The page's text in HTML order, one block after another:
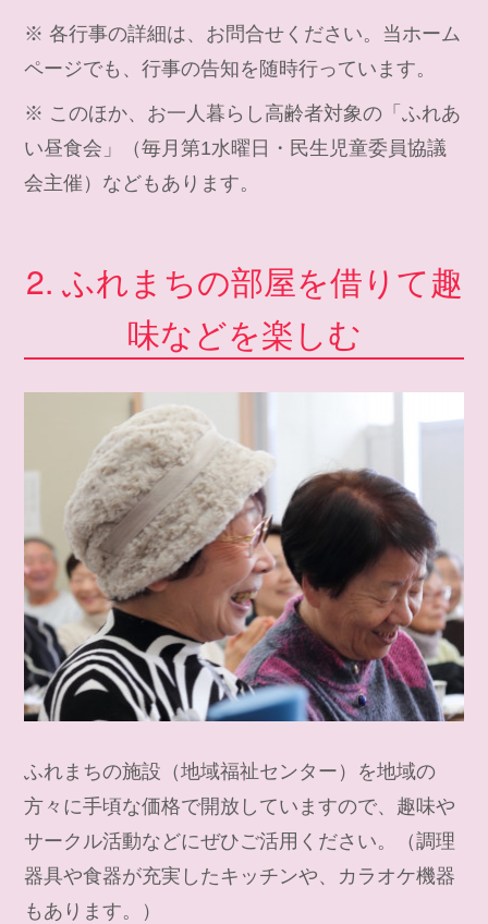
※ 各行事の詳細は、お問合せください。当ホーム
ページでも、行事の告知を随時行っています。
※ このほか、お一人暮らし高齢者対象の「ふれあ
い昼食会」（毎月第1水曜日・民生児童委員協議
会主催）などもあります。
2. ふれまちの部屋を借りて趣
味などを楽しむ
ふれまちの施設（地域福祉センター）を地域の
方々に手頃な価格で開放していますので、趣味や
サークル活動などにぜひご活用ください。（調理
器具や食器が充実したキッチンや、カラオケ機器
もあります。）